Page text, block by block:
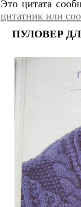
Это цитата
цитатник или
ПУЛОВЕР